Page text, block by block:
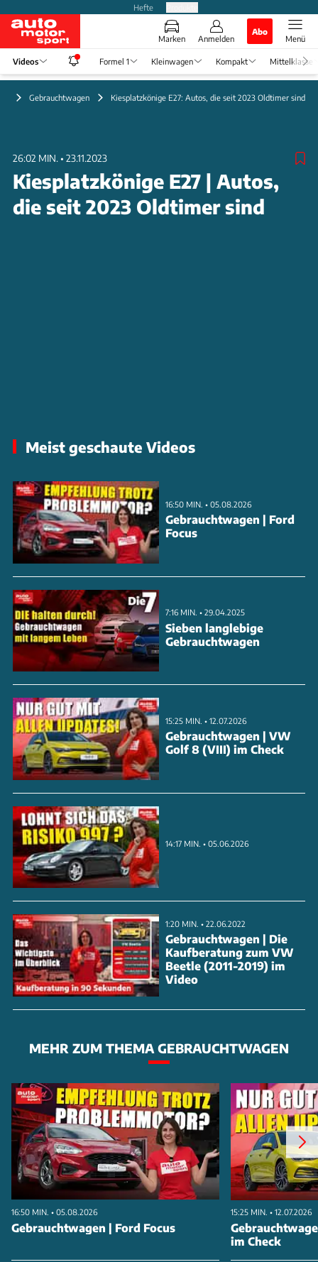
Hefte
Marken Anmelden
Abo
Menü
Videos Formel 1 Kleinwagen Kompakt Mittelklasse
Gebrauchtwagen Kiesplatzkönige E27: Autos, die seit 2023 Oldtimer sind
26:02 MIN. • 23.11.2023
Kiesplatzkönige E27 | Autos,
die seit 2023 Oldtimer sind
Meist geschaute Videos
16:50 MIN. • 05.08.2026
Gebrauchtwagen | Ford
Focus
7:16 MIN. • 29.04.2025
Sieben langlebige
Gebrauchtwagen
15:25 MIN. • 12.07.2026
Gebrauchtwagen | VW
Golf 8 (VIII) im Check
14:17 MIN. • 05.06.2026
1:20 MIN. • 22.06.2022
Gebrauchtwagen | Die
Kaufberatung zum VW
Beetle (2011-2019) im
Video
MEHR ZUM THEMA GEBRAUCHTWAGEN
16:50 MIN. • 05.08.2026
Gebrauchtwagen | Ford Focus
15:25 MIN. • 12.07.2026
im Check